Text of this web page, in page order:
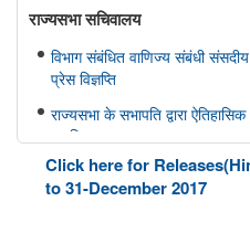
राज्यसभा सचिवालय
विभाग संबंधित वाणिज्य संबंधी संसदीय
प्रेस विज्ञप्ति
राज्यसभा के सभापति द्वारा
पर दिए गए भाषण का मूल पाठ
आयुष
Click here for
to 31-December 2017